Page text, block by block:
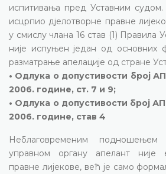
испитивања пред Уставним судом.
исцрпио дјелотворне правне
у смислу члана 16 став (1) Правила
није испуњен један од основних
разматрање апелације од стране
• Одлука о допустивости број
2006. године, ст. 7 и 9;
• Одлука о допустивости број
2006. године, став 4
Неблаговременим
управном органу апелант није
правне лијекове, већ је само